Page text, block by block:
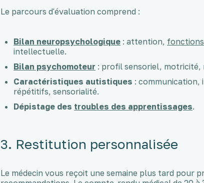
Le parcours d'évaluation comprend :
Bilan neuropsychologique : attention,
intellectuelle.
Bilan psychomoteur : profil sensoriel,
Caractéristiques autistiques :
répétitifs, sensorialité.
Dépistage des troubles des apprentissages.
3. Restitution personnalisée
Le médecin vous reçoit une semaine plus tard pour